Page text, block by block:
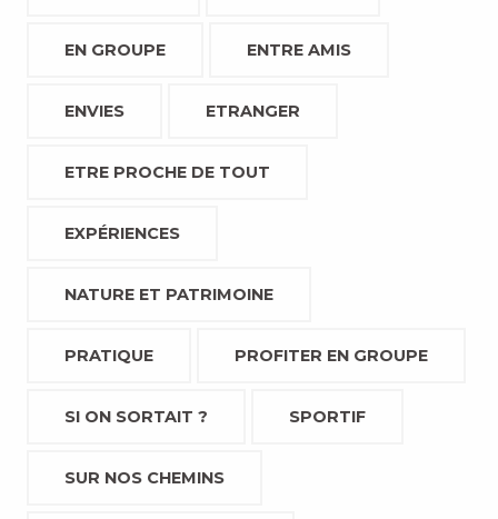
EN GROUPE ENTRE AMIS
ENVIES ETRANGER
ETRE PROCHE DE TOUT
EXPÉRIENCES
NATURE ET PATRIMOINE
PRATIQUE PROFITER EN GROUPE
SI ON SORTAIT ? SPORTIF
SUR NOS CHEMINS